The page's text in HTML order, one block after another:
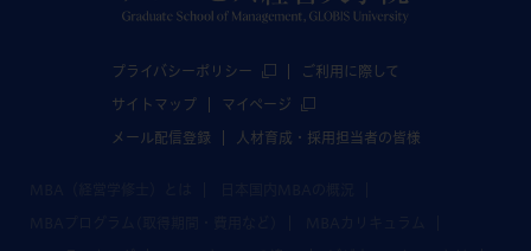
プライバシーポリシー ご利用に際して
サイトマップ マイページ
メール配信登録 人材育成・採用担当者の皆様